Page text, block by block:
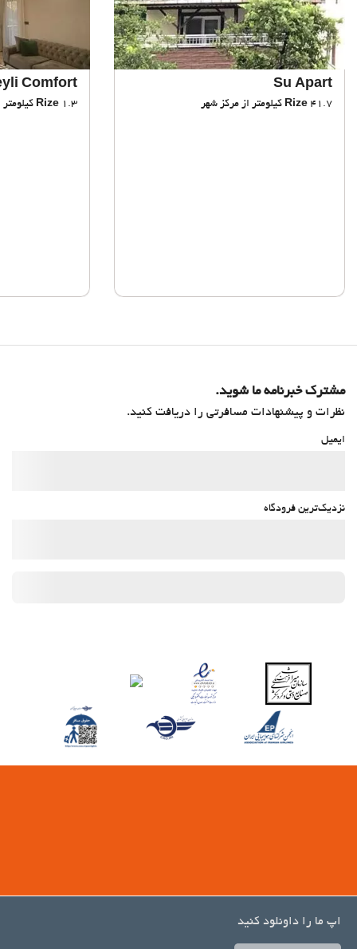
Su Apart
Rize 41.7 کیلومتر از مرکز شهر
Comfort
Rize 1.3 کیلومتر از مرکز شهر
مشترک خبرنامه ما شوید.
نظرات و پیشنهادات مسافرتی را دریافت کنید.
ایمیل
نزدیک‌ترین فرودگاه
اپ ما را داونلود کنید